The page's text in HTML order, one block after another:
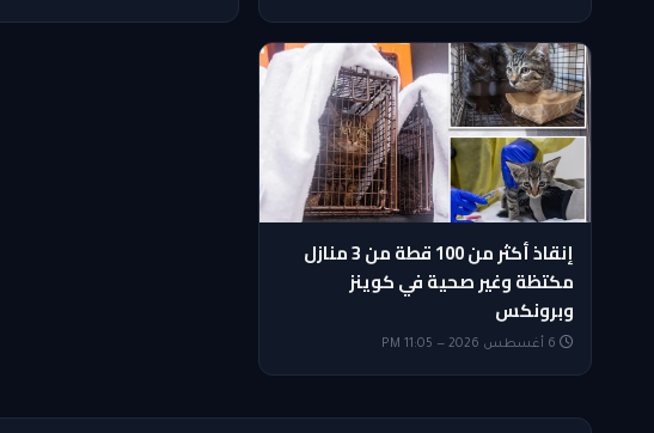
إنقاذ أكثر من 100 قطة من 3 منازل
مكتظة وغير صحية في كوينز
وبرونكس